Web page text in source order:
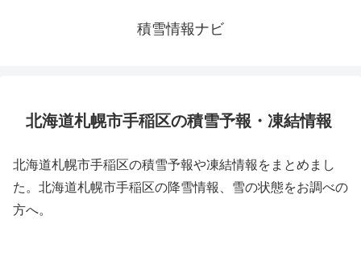
積雪情報ナビ
北海道札幌市手稲区の積雪予報・凍結情報
北海道札幌市手稲区の積雪予報や凍結情報をまとめまし
た。北海道札幌市手稲区の降雪情報、雪の状態をお調べの
方へ。